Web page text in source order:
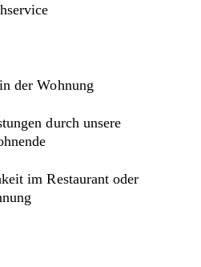
der Wohnung
durch unsere
im Restaurant oder